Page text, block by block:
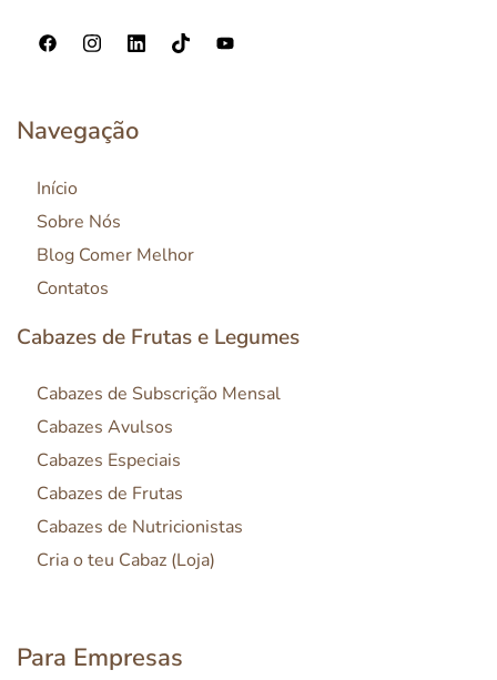
Navegação
Início
Sobre Nós
Blog Comer Melhor
Contatos
Cabazes de Frutas e Legumes
Cabazes de Subscrição Mensal
Cabazes Avulsos
Cabazes Especiais
Cabazes de Frutas
Cabazes de Nutricionistas
Cria o teu Cabaz (Loja)
Para Empresas